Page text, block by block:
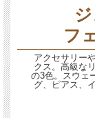
フ
アクセサリー
クス。高級な
の3色。スウェ
グ、ピアス、